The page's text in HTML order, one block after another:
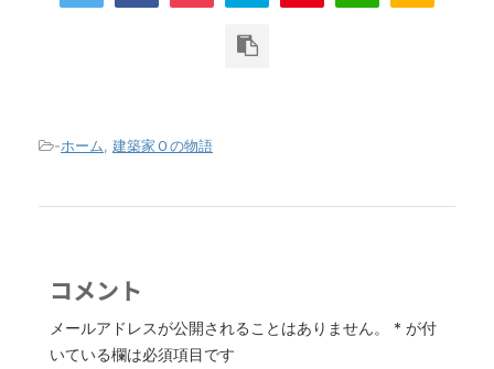
-ホーム 建築家Ｏの物語
コメント
メールアドレスが公開されることはありません。 * が付
いている欄は必須項目です